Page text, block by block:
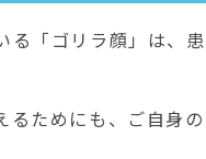
る「ゴリラ顔」は、
るためにも、ご自身